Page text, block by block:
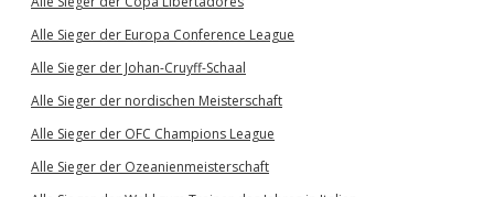
Alle Sieger der Europa Conference League
Alle Sieger der Johan-Cruyff-Schaal
Alle Sieger der nordischen Meisterschaft
Alle Sieger der OFC Champions League
Alle Sieger der Ozeanienmeisterschaft